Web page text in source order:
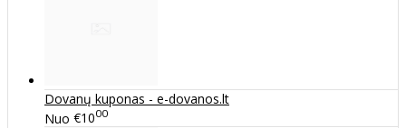
Dovanų kuponas - e-dovanos.lt
Nuo €1000